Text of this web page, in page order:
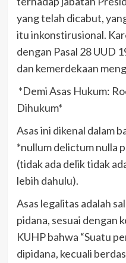
yang telah dicabut,
itu inkonstirusional.
dengan Pasal 28 UUD
dan kemerdekaan
*Demi Asas Hukum:
Dihukum*
Asas ini dikenal dalam
*nullum delictum nulla
(tidak ada delik tidak
lebih dahulu).
Asas legalitas adalah
pidana, sesuai dengan
KUHP bahwa “Suatu
dipidana, kecuali